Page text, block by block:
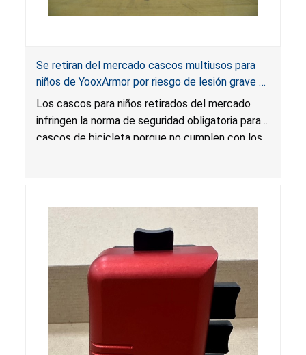
Se retiran del mercado cascos multiusos para
niños de YooxArmor por riesgo de lesión grave o
muerte por lesión en la cabeza; infringen la
norma obligatoria para cascos de bicicleta;
vendidos en Amazon por YooxArmor
Los cascos para niños retirados del mercado
infringen la norma de seguridad obligatoria para
cascos de bicicleta porque no cumplen con los
en caso de colisión, lo que presenta un riesgo
grave de lesión o muerte por lesión en la